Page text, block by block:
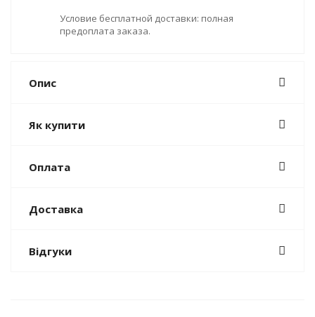
Условие бесплатной доставки: полная
предоплата заказа.
Опис
Як купити
Оплата
Доставка
Відгуки